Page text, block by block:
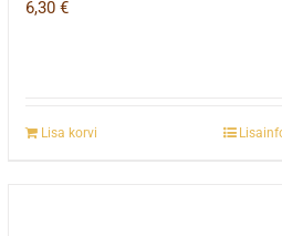
6,30 €
Lisa korvi